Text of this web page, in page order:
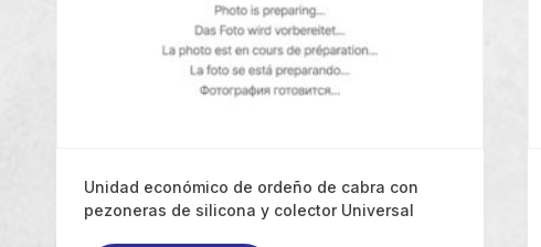
Unidad económico de ordeño de cabra con
pezoneras de silicona y colector Universal